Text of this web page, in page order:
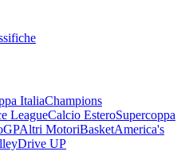
ItaliaChampions
LeagueCalcio EsteroSupercoppa
Altri MotoriBasketAmerica's
Drive UP